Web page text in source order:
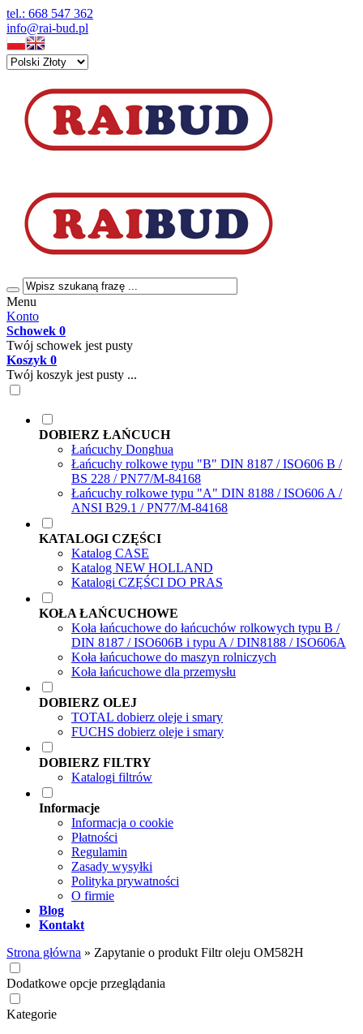
tel.: 668 547 362
info@rai-bud.pl
Menu
Konto
Schowek 0
Twój schowek jest pusty
Koszyk 0
Twój koszyk jest pusty ...
DOBIERZ ŁAŃCUCH
Łańcuchy Donghua
Łańcuchy rolkowe typu "B" DIN 8187 / ISO606 B /
BS 228 / PN77/M-84168
Łańcuchy rolkowe typu "A" DIN 8188 / ISO606 A /
ANSI B29.1 / PN77/M-84168
KATALOGI CZĘŚCI
Katalog CASE
Katalog NEW HOLLAND
Katalogi CZĘŚCI DO PRAS
KOŁA ŁAŃCUCHOWE
Koła łańcuchowe do łańcuchów rolkowych typu B /
DIN 8187 / ISO606B i typu A / DIN8188 / ISO606A
Koła łańcuchowe do maszyn rolniczych
Koła łańcuchowe dla przemysłu
DOBIERZ OLEJ
TOTAL dobierz oleje i smary
FUCHS dobierz oleje i smary
DOBIERZ FILTRY
Katalogi filtrów
Informacje
Informacja o cookie
Płatności
Regulamin
Zasady wysyłki
Polityka prywatności
O firmie
Blog
Kontakt
Strona główna » Zapytanie o produkt Filtr oleju OM582H
Dodatkowe opcje przeglądania
Kategorie